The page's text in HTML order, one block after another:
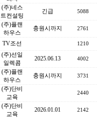
(주)네스
트컨설팅
긴급 5088
(주)플랜
하우스
충원시까지 2761
TV조선 1210
(주)선일
일렉콤
2025.06.13 4002
(주)플랜
하우스
충원시까지 3731
(주)단비
교육
2440
(주)단비
교육
2026.01.01 2142